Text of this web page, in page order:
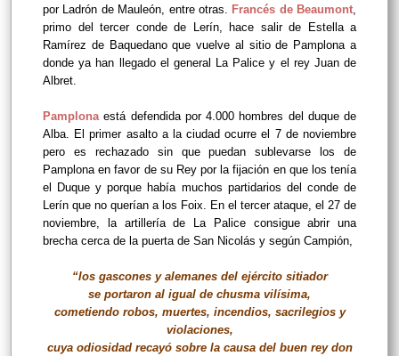
por Ladrón de Mauleón, entre otras. Francés de Beaumont,
primo del tercer conde de Lerín, hace salir de Estella a
Ramírez de Baquedano que vuelve al sitio de Pamplona a
donde ya han llegado el general La Palice y el rey Juan de
Albret.
Pamplona está defendida por 4.000 hombres del duque de
Alba. El primer asalto a la ciudad ocurre el 7 de noviembre
pero es rechazado sin que puedan sublevarse los de
Pamplona en favor de su Rey por la fijación en que los tenía
el Duque y porque había muchos partidarios del conde de
Lerín que no querían a los Foix. En el tercer ataque, el 27 de
noviembre, la artillería de La Palice consigue abrir una
brecha cerca de la puerta de San Nicolás y según Campión,
“los gascones y alemanes del ejército sitiador
se portaron al igual de chusma vilísima,
cometiendo robos, muertes, incendios, sacrilegios y
violaciones,
cuya odiosidad recayó sobre la causa del buen rey don